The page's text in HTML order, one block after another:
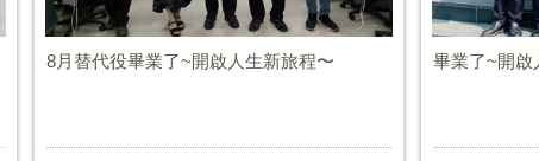
8月替代役畢業了~開啟人生新旅程〜 畢業了~開啟